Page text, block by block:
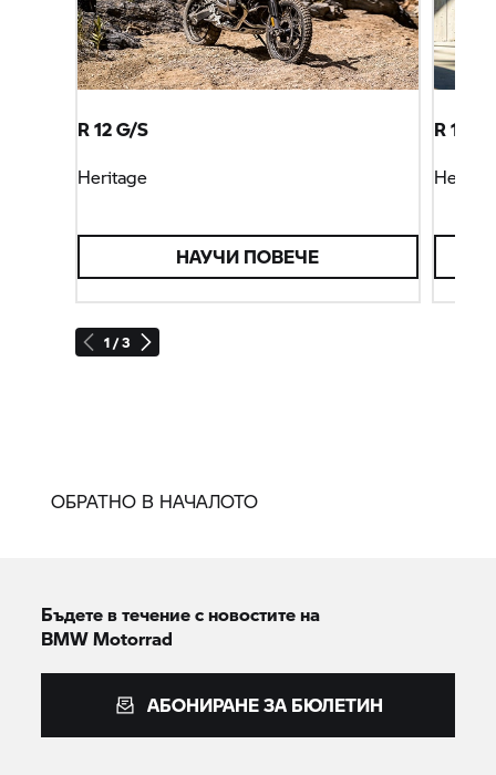
1 / 3
R 12 G/S
Heritage
НАУЧИ ПОВЕЧЕ
R 12 S
ОБРАТНО В НАЧАЛОТО
Бъдете в течение с новостите на
BMW Motorrad
АБОНИРАНЕ ЗА БЮЛЕТИН